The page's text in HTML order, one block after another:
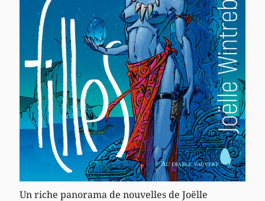
Un riche panorama de nouvelles de Joëlle